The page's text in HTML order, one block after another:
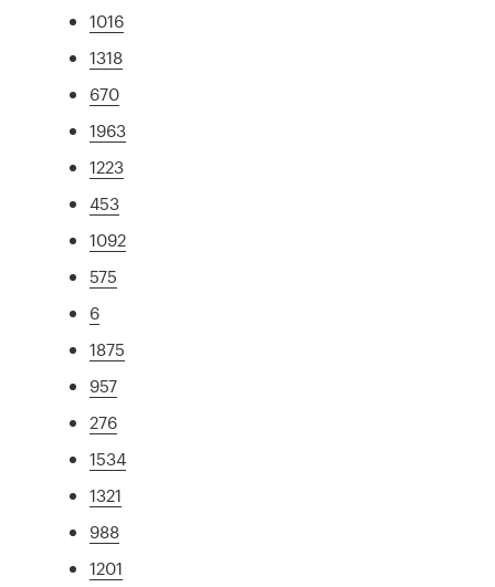
1016
1318
670
1963
1223
453
1092
575
6
1875
957
276
1534
1321
988
1201